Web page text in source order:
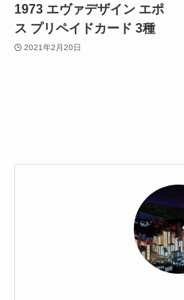
1973 エヴァデザイン エポ
ス プリペイドカード 3種
2021年2月20日